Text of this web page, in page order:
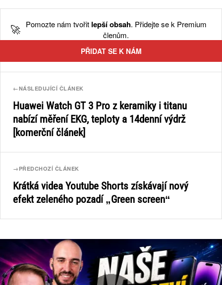
🚀 Pomozte nám tvořit lepší obsah. Přidejte se k Premium
členům.
PŘIDAT SE K NÁM
←NÁSLEDUJÍCÍ ČLÁNEK
Huawei Watch GT 3 Pro z keramiky i titanu
nabízí měření EKG, teploty a 14denní výdrž
[komerční článek]
→ PŘEDCHOZÍ ČLÁNEK
Krátká videa Youtube Shorts získávají nový
efekt zeleného pozadí „Green screen“